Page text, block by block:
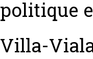
politique
Villa-